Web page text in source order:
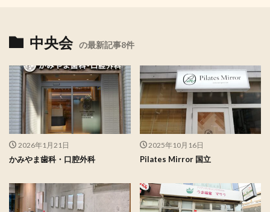
中央会 の最新記事8件
2026年1月21日
かみやま歯科・口腔外科
2025年10月16日
Pilates Mirror 国立